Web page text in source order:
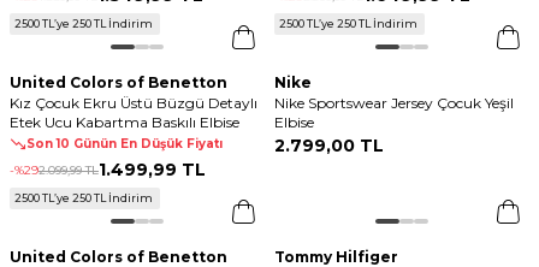
2500 TL’ye 250 TL İndirim 2500 TL’ye 250 TL İndirim
United Colors of Benetton
Kız Çocuk Ekru Üstü Büzgü Detaylı
Etek Ucu Kabartma Baskılı Elbise
Son 10 Günün En Düşük Fiyatı
-%292.099,99 TL1.499,99 TL
2500 TL’ye 250 TL İndirim
Nike
Nike Sportswear Jersey Çocuk Yeşil
Elbise
2.799,00 TL
United Colors of Benetton
Tommy Hilfiger